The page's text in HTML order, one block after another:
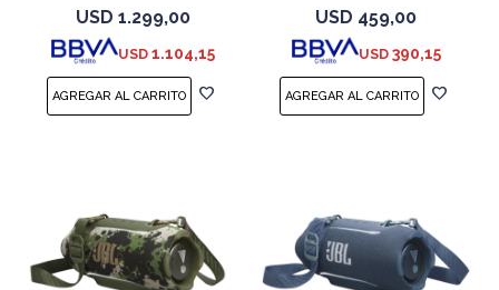
USD 1.299,00
USD 1.104,15
USD 459,00
USD 390,15